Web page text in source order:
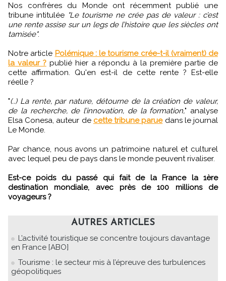
Nos confrères du Monde ont récemment publié une
tribune intitulée "Le tourisme ne crée pas de valeur : c’est
une rente assise sur un legs de l’histoire que les siècles ont
tamisée".
Notre article Polémique : le tourisme crée-t-il (vraiment) de
la valeur ?publié hier a répondu à la première partie de
cette affirmation. Qu'en est-il de cette rente ? Est-elle
réelle ?
"(..) La rente, par nature, détourne de la création de valeur,
de la recherche, de l’innovation, de la formation," analyse
Elsa Conesa, auteur de cette tribune paruedans le journal
Le Monde.
Par chance, nous avons un patrimoine naturel et culturel
avec lequel peu de pays dans le monde peuvent rivaliser.
Est-ce poids du passé qui fait de la France la 1ère
destination mondiale, avec près de 100 millions de
voyageurs ?
AUTRES ARTICLES
L’activité touristique se concentre toujours davantage
en France [ABO]
Tourisme : le secteur mis à l’épreuve des turbulences
géopolitiques